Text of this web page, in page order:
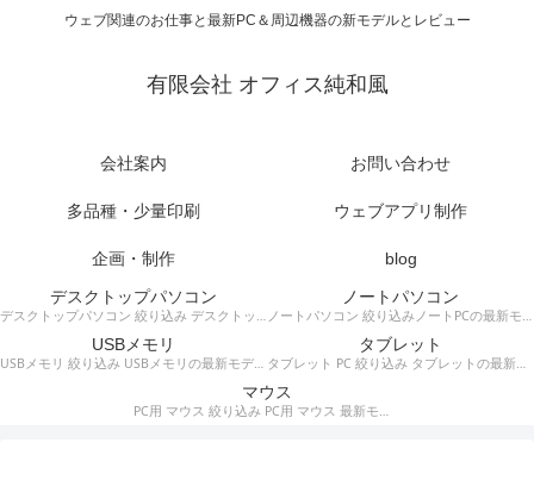
ウェブ関連のお仕事と最新PC＆周辺機器の新モデルとレビュー
有限会社 オフィス純和風
会社案内 お問い合わせ
多品種・少量印刷 ウェブアプリ制作
企画・制作
blog
デスクトップパソコン
デスクトップパソコン 絞り込み デスクトップPCの最新モデルやスペック・仕様に関する情報。
ノートパソコン
ノートパソコン 絞り込みノートPCの最新モデルやスペック・仕様に関する情報。
USBメモリ
USBメモリ 絞り込み USBメモリの最新モデルやスペック・仕様に関する情報。
タブレット
タブレット PC 絞り込み タブレットの最新モデルやスペック・仕様に関する情報。
マウス
PC用 マウス 絞り込み PC用 マウス 最新モデルやスペック・仕様に関する情報。ワイヤレスマウス、有線マウス、接続タイプなど。